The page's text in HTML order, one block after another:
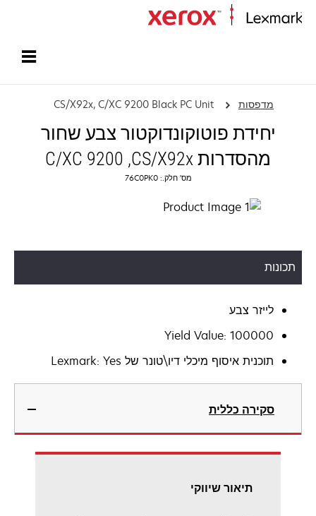
מדפסות CS/X92x, C/XC 9200 Black PC Unit
יחידת פוטוקונדוקטור צבע שחור
מהסדרות CS/X92x‏, C/XC 9200
מס' חלק.: 76C0PK0
תכונות
לייזר צבע
Yield Value: 100000
תוכנית איסוף מיכלי דיו\טונר של Lexmark: Yes
סקירה כללית
תיאור שיווקי